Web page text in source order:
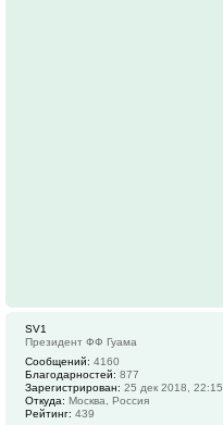
SV1
Президент ФФ Гуама
Сообщений: 4160
Благодарностей: 877
Зарегистрирован: 25 дек 2018, 22:15
Откуда: Москва, Россия
Рейтинг: 439